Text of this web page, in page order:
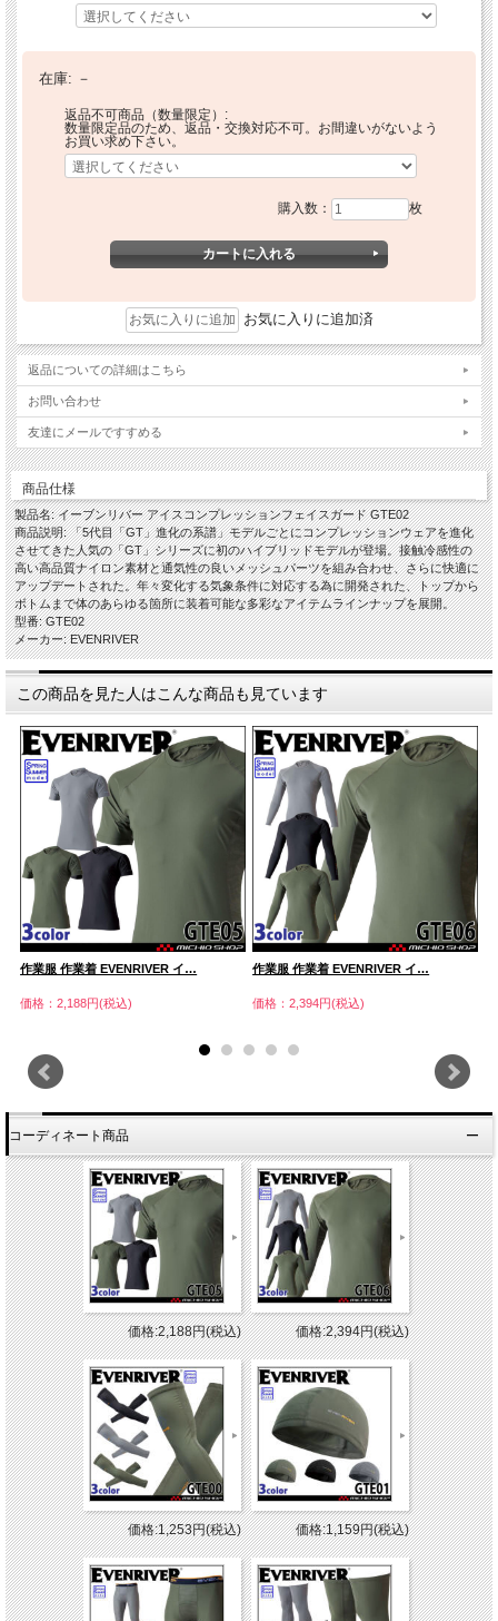
在庫: －
返品不可商品（数量限定）:
数量限定品のため、返品・交換対応不可。お間違いがないよう
お買い求め下さい。
購入数： 枚
お気に入りに追加済
返品についての詳細はこちら
お問い合わせ
友達にメールですすめる
商品仕様
製品名: イーブンリバー アイスコンプレッションフェイスガード GTE02
商品説明: 「5代目「GT」進化の系譜」モデルごとにコンプレッションウェアを進化
させてきた人気の「GT」シリーズに初のハイブリッドモデルが登場。接触冷感性の
高い高品質ナイロン素材と通気性の良いメッシュパーツを組み合わせ、さらに快適に
アップデートされた。年々変化する気象条件に対応する為に開発された、トップから
ボトムまで体のあらゆる箇所に装着可能な多彩なアイテムラインナップを展開。
型番: GTE02
メーカー: EVENRIVER
この商品を見た人はこんな商品も見ています
作業服 作業着 EVENRIVER イ…
価格：2,188円(税込)
作業服 作業着 EVENRIVER イ…
価格：2,394円(税込)
コーディネート商品
価格:2,188円(税込) 価格:2,394円(税込)
価格:1,253円(税込) 価格:1,159円(税込)